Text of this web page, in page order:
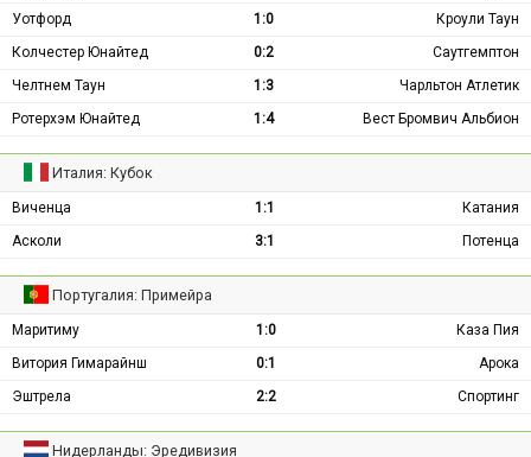
Уотфорд
1:0
Кроули Таун
Колчестер Юнайтед
0:2
Саутгемптон
Челтнем Таун
1:3
Чарльтон Атлетик
Ротерхэм Юнайтед
1:4 Вест Бромвич Альбион
Италия: Кубок
Виченца 1:1
Катания
Асколи
3:1 Потенца
Португалия: Примейра
Маритиму 1:0
Каза Пия
Витория Гимарайнш
0:1
Арока
Эштрела
2:2 Спортинг
Нидерланды: Эредивизия